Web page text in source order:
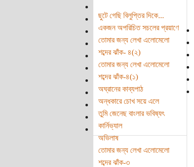
ছুটে গেছি বিলুপ্তির দিকে...
একজন অপরিচিত সচলের প্রয়াণে
তোমার জন্য লেখা এলোমেলো
শব্দের ঝাঁক- ৪(২)
তোমার জন্য লেখা এলোমেলো
শব্দের ঝাঁক-৪(১)
অঘ্রানের কাব্যপাঠ
অন্ধকারে চোখ সয়ে এলে
তুমি জেনেছ বাংলার ভবিষ্যৎ
কার্নিভ্যাল
অভিলাষ
তোমার জন্য লেখা এলোমেলো
শব্দের ঝাঁক-৩